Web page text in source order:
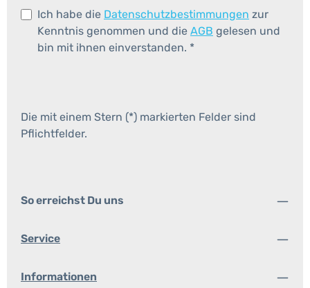
Ich habe die Datenschutzbestimmungen zur
Kenntnis genommen und die AGB gelesen und
bin mit ihnen einverstanden. *
Die mit einem Stern (*) markierten Felder sind
Pflichtfelder.
So erreichst Du uns
Service
Informationen